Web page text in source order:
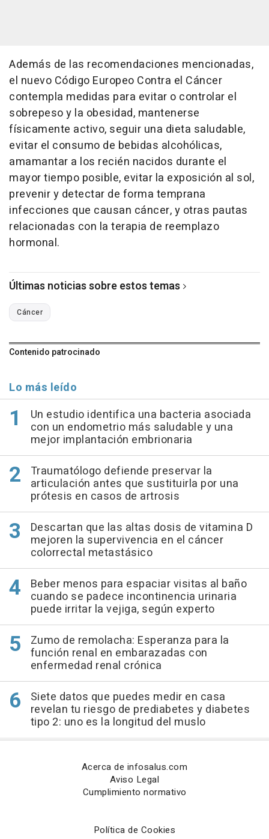
Además de las recomendaciones mencionadas,
el nuevo Código Europeo Contra el Cáncer
contempla medidas para evitar o controlar el
sobrepeso y la obesidad, mantenerse
físicamente activo, seguir una dieta saludable,
evitar el consumo de bebidas alcohólicas,
amamantar a los recién nacidos durante el
mayor tiempo posible, evitar la exposición al sol,
prevenir y detectar de forma temprana
infecciones que causan cáncer, y otras pautas
relacionadas con la terapia de reemplazo
hormonal.
Últimas noticias sobre estos temas
Cáncer
Contenido patrocinado
Lo más leído
Un estudio identifica una bacteria asociada
con un endometrio más saludable y una
mejor implantación embrionaria
Traumatólogo defiende preservar la
articulación antes que sustituirla por una
prótesis en casos de artrosis
Descartan que las altas dosis de vitamina D
mejoren la supervivencia en el cáncer
colorrectal metastásico
Beber menos para espaciar visitas al baño
cuando se padece incontinencia urinaria
puede irritar la vejiga, según experto
Zumo de remolacha: Esperanza para la
función renal en embarazadas con
enfermedad renal crónica
Siete datos que puedes medir en casa
revelan tu riesgo de prediabetes y diabetes
tipo 2: uno es la longitud del muslo
Acerca de infosalus.com
Aviso Legal
Cumplimiento normativo
Política de Cookies